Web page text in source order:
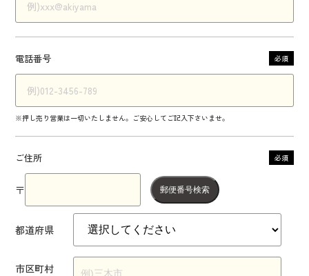
電話番号 必須
※押し売り営業は一切いたしません。ご安心してご記入下さいませ。
ご住所 必須
〒 郵便番号検索
都道府県
市区町村